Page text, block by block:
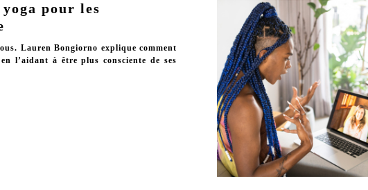
pour les
Lauren Bongiorno explique comment
l’aidant à être plus consciente de ses